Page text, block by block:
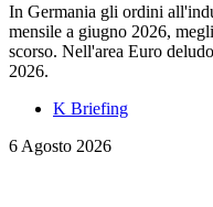
In Germania gli ordini
mensile a giugno 2026,
scorso. Nell'area Euro
2026.
K Briefing
6 Agosto 2026